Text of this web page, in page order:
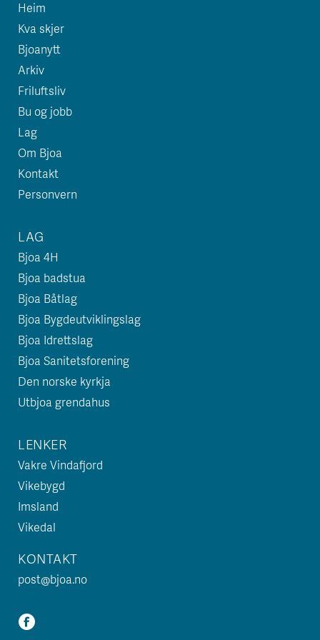
Heim
Kva skjer
Bjoanytt
Arkiv
Friluftsliv
Bu og jobb
Lag
Om Bjoa
Kontakt
Personvern
LAG
Bjoa 4H
Bjoa badstua
Bjoa Båtlag
Bjoa Bygdeutviklingslag
Bjoa Idrettslag
Bjoa Sanitetsforening
Den norske kyrkja
Utbjoa grendahus
LENKER
Vakre Vindafjord
Vikebygd
Imsland
Vikedal
KONTAKT
post@bjoa.no